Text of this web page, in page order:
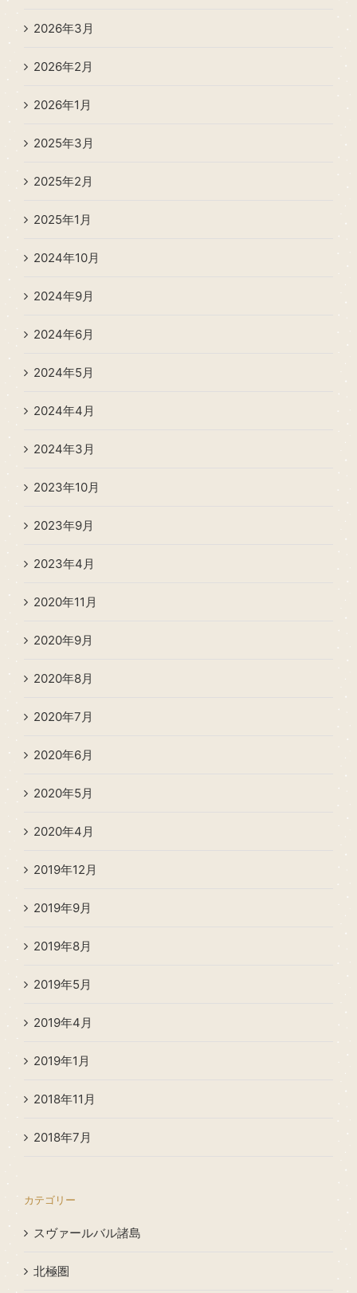
2026年3月
2026年2月
2026年1月
2025年3月
2025年2月
2025年1月
2024年10月
2024年9月
2024年6月
2024年5月
2024年4月
2024年3月
2023年10月
2023年9月
2023年4月
2020年11月
2020年9月
2020年8月
2020年7月
2020年6月
2020年5月
2020年4月
2019年12月
2019年9月
2019年8月
2019年5月
2019年4月
2019年1月
2018年11月
2018年7月
カテゴリー
スヴァールバル諸島
北極圏